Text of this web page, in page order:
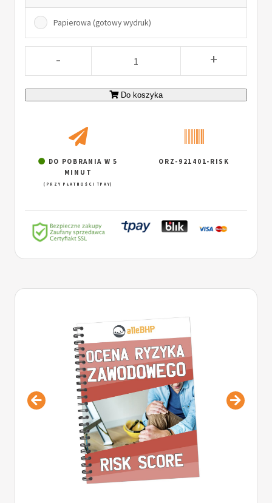
Papierowa (gotowy wydruk)
- +
Do koszyka
DO POBRANIA W 5
MINUT
(PRZY PŁATNOŚCI TPAY)
ORZ-921401-RISK